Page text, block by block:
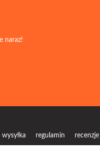
naraz!
wysyłka regulamin recenzje